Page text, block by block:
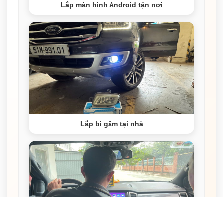
Lắp màn hình Android tận nơi
Lắp bi gầm tại nhà